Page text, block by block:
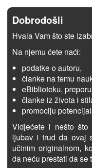
Dobrodošli
Hvala Vam što ste
Na njemu ćete naći:
podatke o autoru,
članke na temu
eBiblioteku,
članke iz života i
promociju
Vidjećete i nešto što
ljubav i trud da ovaj
učinim originalnom,
da neću prestati da se